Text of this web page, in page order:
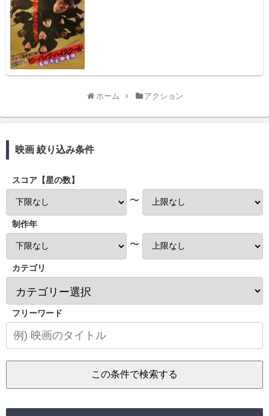
ホーム アクション
映画 絞り込み条件
スコア【星の数】
〜
制作年
〜
カテゴリ
フリーワード